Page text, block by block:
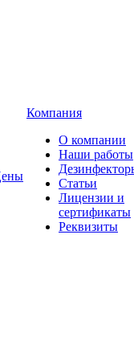
Компания
О компании
Наши работы
Статьи
Лицензии и
сертификаты
Реквизиты